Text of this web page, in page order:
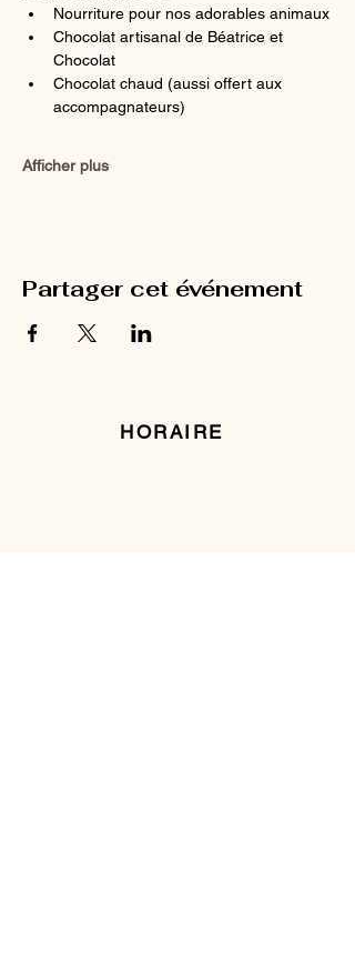
Nourriture pour nos adorables animaux
Chocolat artisanal de Béatrice et
Chocolat
Chocolat chaud (aussi offert aux
accompagnateurs)
Afficher plus
Partager cet événement
HORAIRE